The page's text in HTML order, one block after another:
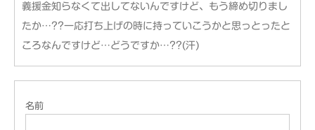
義援金知らなくて出してないんですけど、もう締め切りまし
たか…??一応打ち上げの時に持っていこうかと思っとったと
ころなんですけど…どうですか…??(汗)
名前